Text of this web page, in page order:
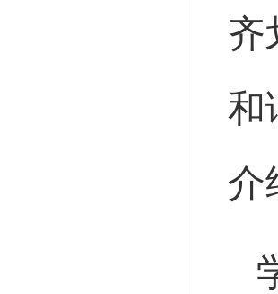
齐
和
介